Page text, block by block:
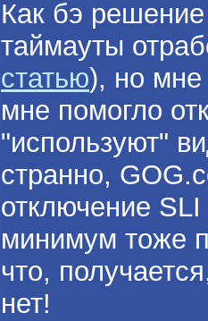
Как бэ
таймауты
статью), но мне
мне помогло
"используют"
странно,
отключение
минимум тоже
что,
нет!